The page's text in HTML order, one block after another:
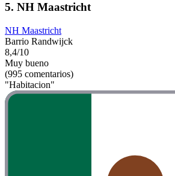
5. NH Maastricht
NH Maastricht
Barrio Randwijck
8,4/10
Muy bueno
(995 comentarios)
"Habitacion"